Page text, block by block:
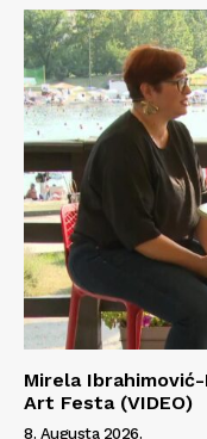
Mirela
Art Festa (VIDEO)
8. Augusta 2026.